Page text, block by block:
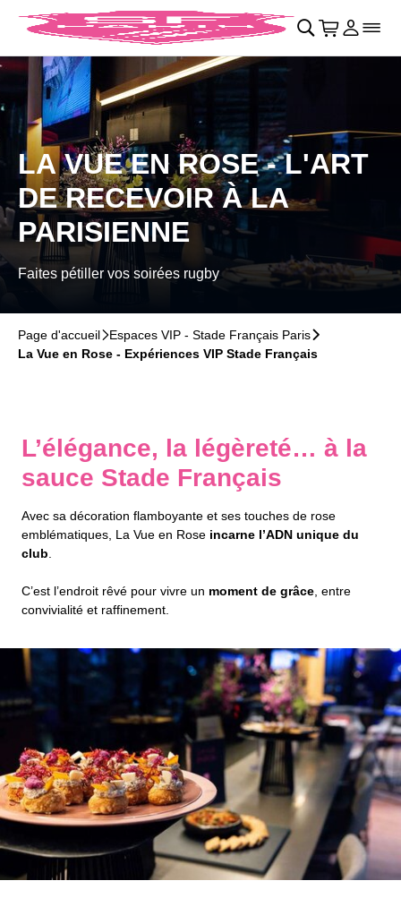
Retour au menu principal􀄫
􀊫 Cart
􀍩 Se
􀉩􀌇
LA VUE EN ROSE - L'ART
DE RECEVOIR À LA
PARISIENNE
Faites pétiller vos soirées rugby
Page d'accueil􀆊Espaces VIP - Stade Français Paris􀆊
La Vue en Rose - Expériences VIP Stade Français
L’élégance, la légèreté… à la
sauce Stade Français
Avec sa décoration flamboyante et ses touches de rose
emblématiques, La Vue en Rose incarne l’ADN unique du
club
C’est l’endroit rêvé pour vivre un moment de grâce , entre
convivialité et raffinement.